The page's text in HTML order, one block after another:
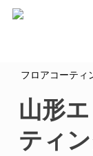
Skip
フロアコーティ
山形
ティ